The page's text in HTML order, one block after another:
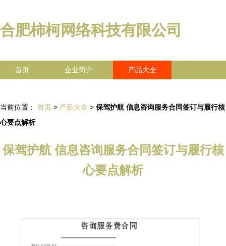
合肥柿柯网络科技有限公司
首页 企业简介 产品大全
当前位置： 首页 > 产品大全 > 保驾护航 信息咨询服务合同签订与履行核
心要点解析
保驾护航 信息咨询服务合同签订与履行核
心要点解析